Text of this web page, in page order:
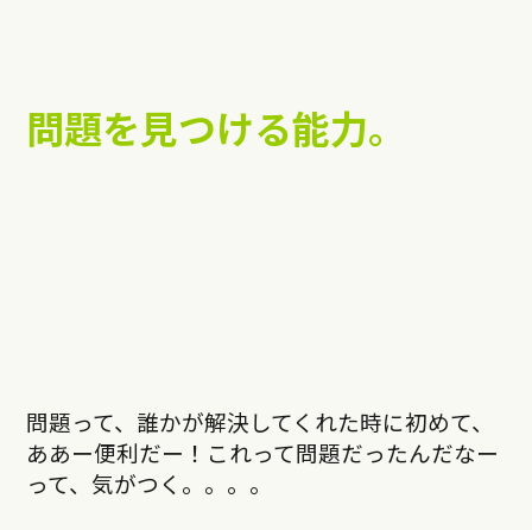
問題を見つける能力。
問題って、誰かが解決してくれた時に初めて、
ああー便利だー！これって問題だったんだなー
って、気がつく。。。。